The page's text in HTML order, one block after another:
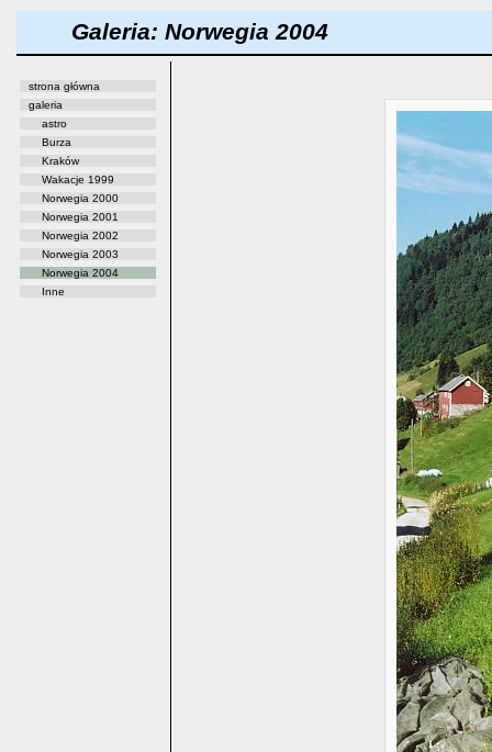
Galeria: Norwegia 2004
strona główna
galeria
astro
Burza
Kraków
Wakacje 1999
Norwegia 2000
Norwegia 2001
Norwegia 2002
Norwegia 2003
Norwegia 2004
Inne